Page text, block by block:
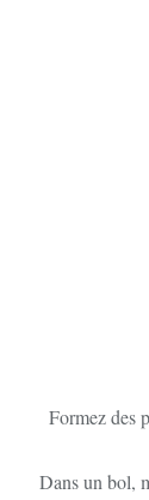
Formez des
Dans un bol,